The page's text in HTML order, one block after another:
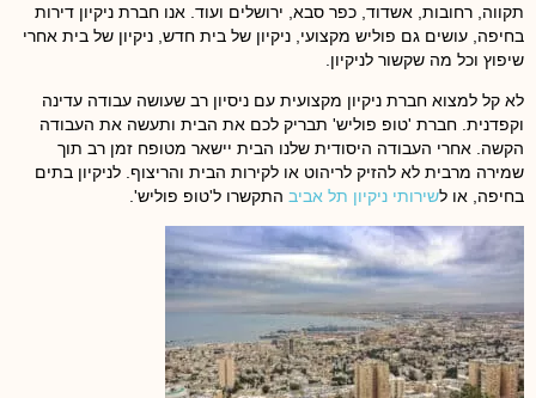
תקווה, רחובות, אשדוד, כפר סבא, ירושלים ועוד. אנו חברת ניקיון דירות
בחיפה, עושים גם פוליש מקצועי, ניקיון של בית חדש, ניקיון של בית אחרי
שיפוץ וכל מה שקשור לניקיון.
לא קל למצוא חברת ניקיון מקצועית עם ניסיון רב שעושה עבודה עדינה
וקפדנית. חברת 'טופ פוליש' תבריק לכם את הבית ותעשה את העבודה
הקשה. אחרי העבודה היסודית שלנו הבית יישאר מטופח זמן רב תוך
שמירה מרבית לא להזיק לריהוט או לקירות הבית והריצוף. לניקיון בתים
בחיפה, או לשירותי ניקיון תל אביב התקשרו ל'טופ פוליש'.